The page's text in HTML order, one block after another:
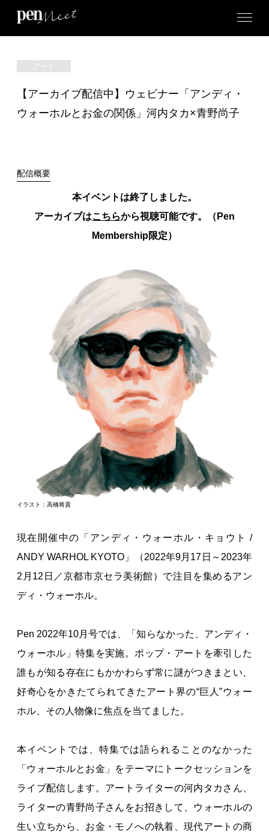
アート
【アーカイブ配信中】ウェビナー「アンディ・
ウォーホルとお金の関係」河内タカ×青野尚子
配信概要
本イベントは終了しました。
アーカイブはこちらから視聴可能です。（Pen
Membership限定）
イラスト：高橋将貴
現在開催中の「アンディ・ウォーホル・キョウト /
ANDY WARHOL KYOTO」（2022年9月17日～2023年
2月12日／京都市京セラ美術館）で注目を集めるアン
ディ・ウォーホル。
Pen 2022年10月号では、「知らなかった、アンディ・
ウォーホル」特集を実施。ポップ・アートを牽引した
誰もが知る存在にもかかわらず常に謎がつきまとい、
好奇心をかきたてられてきたアート界の“巨人”ウォー
ホル、その人物像に焦点を当てました。
本イベントでは、特集では語られることのなかった
「ウォーホルとお金」をテーマにトークセッションを
ライブ配信します。アートライターの河内タカさん、
ライターの青野尚子さんをお招きして、ウォーホルの
生い立ちから、お金・モノへの執着、現代アートの商